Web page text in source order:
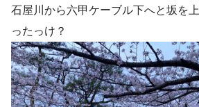
石屋川から六甲ケーブル下へと坂を
ったっけ？